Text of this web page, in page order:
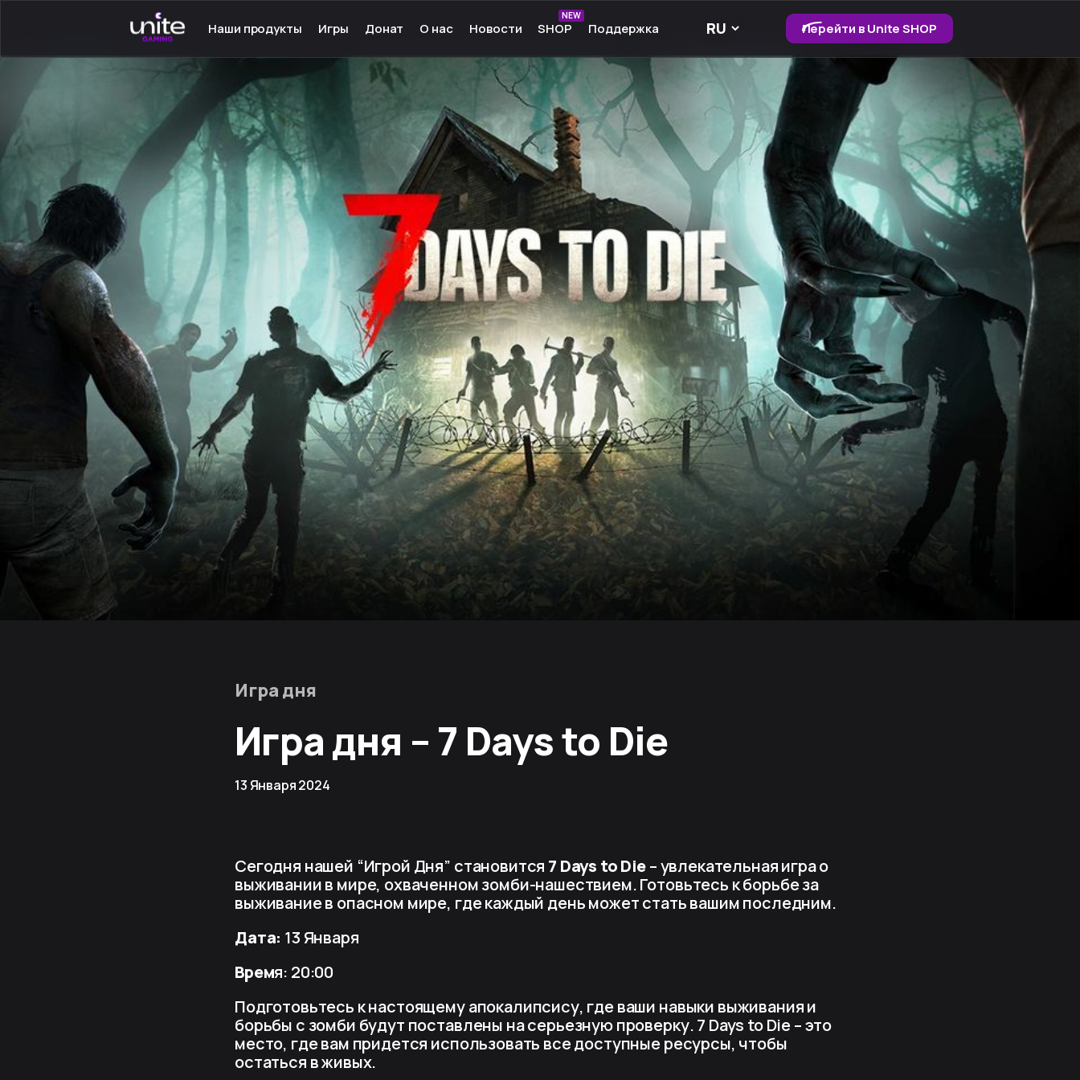
Наши продукты
Launcher для PC
Launcher для Android
TeamSpeak для PC
Mumble для Android
Покупка игр
Ключ - Steam
Игры
Серверные игры
Игры на Android
Инструкции к играм
Донат О нас
Команда
Культура
Партнёры
Карьера
Ресурсы
Сообщество
Новости SHOP
NEW
Поддержка Перейти в Unite SHOP
Игра дня
Игра дня – 7 Days to Die
13 Января 2024
Сегодня нашей “Игрой Дня” становится 7 Days to Die– увлекательная игра о
выживании в мире, охваченном зомби-нашествием. Готовьтесь к борьбе за
выживание в опасном мире, где каждый день может стать вашим последним.
Дата: 13 Января
Время: 20:00
Подготовьтесь к настоящему апокалипсису, где ваши навыки выживания и
борьбы с зомби будут поставлены на серьезную проверку. 7 Days to Die – это
место, где вам придется использовать все доступные ресурсы, чтобы
остаться в живых.